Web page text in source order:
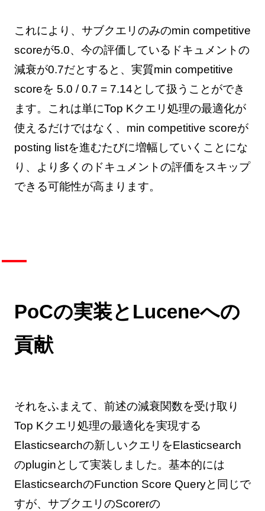
これにより、サブクエリのみのmin competitive
scoreが5.0、今の評価しているドキュメントの
減衰が0.7だとすると、実質min competitive
scoreを 5.0 / 0.7 = 7.14として扱うことができ
ます。これは単にTop Kクエリ処理の最適化が
使えるだけではなく、min competitive scoreが
posting listを進むたびに増幅していくことにな
り、より多くのドキュメントの評価をスキップ
できる可能性が高まります。
PoCの実装とLuceneへの
貢献
それをふまえて、前述の減衰関数を受け取り
Top Kクエリ処理の最適化を実現する
Elasticsearchの新しいクエリをElasticsearch
のpluginとして実装しました。基本的には
ElasticsearchのFunction Score Queryと同じで
すが、サブクエリのScorerの